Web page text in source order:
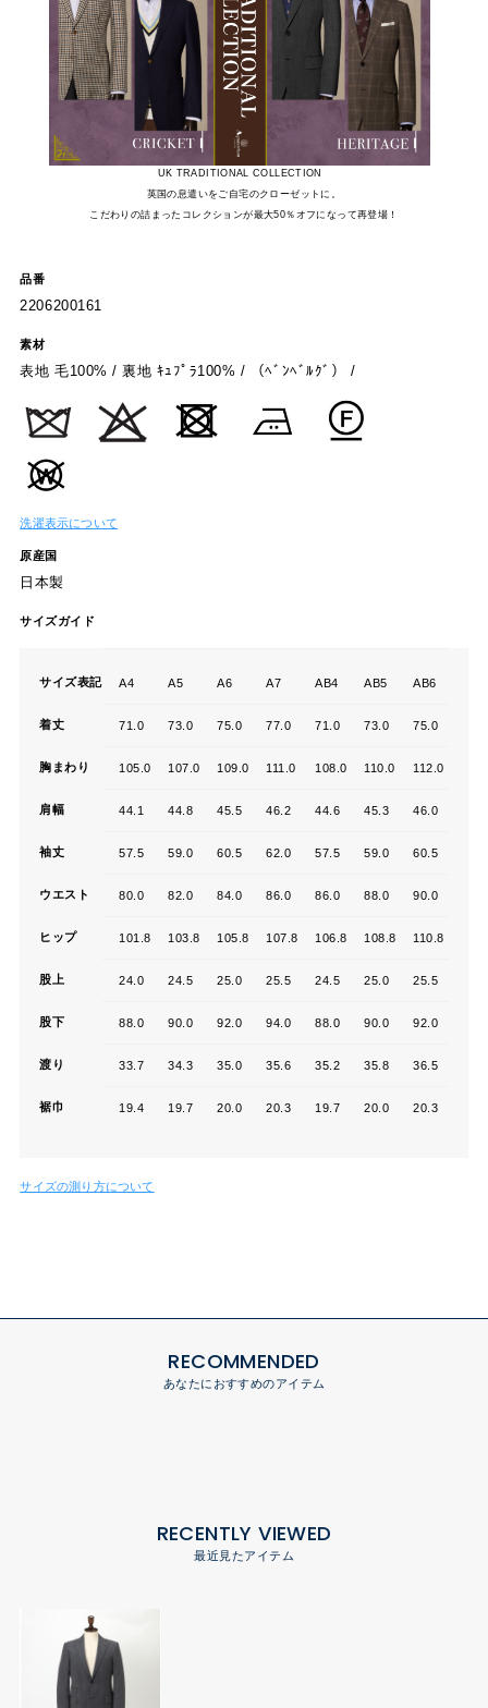
UK TRADITIONAL COLLECTION
英国の息遣いをご自宅のクローゼットに。
こだわりの詰まったコレクションが最大50％オフになって再登場！
品番
2206200161
素材
表地 毛100% / 裏地 ｷｭﾌﾟﾗ100% / （ﾍﾞﾝﾍﾞﾙｸﾞ） /
洗濯表示について
原産国
日本製
サイズガイド
サイズ表記 A4 A5 A6 A7 AB4 AB5 AB6
着丈 71.0 73.0 75.0 77.0 71.0 73.0 75.0
胸まわり 105.0 107.0 109.0 111.0 108.0 110.0 112.0
肩幅 44.1 44.8 45.5 46.2 44.6 45.3 46.0
袖丈 57.5 59.0 60.5 62.0 57.5 59.0 60.5
ウエスト 80.0 82.0 84.0 86.0 86.0 88.0 90.0
ヒップ 101.8 103.8 105.8 107.8 106.8 108.8 110.8
股上 24.0 24.5 25.0 25.5 24.5 25.0 25.5
股下 88.0 90.0 92.0 94.0 88.0 90.0 92.0
渡り 33.7 34.3 35.0 35.6 35.2 35.8 36.5
裾巾 19.4 19.7 20.0 20.3 19.7 20.0 20.3
サイズの測り方について
RECOMMENDED
あなたにおすすめのアイテム
RECENTLY VIEWED
最近見たアイテム